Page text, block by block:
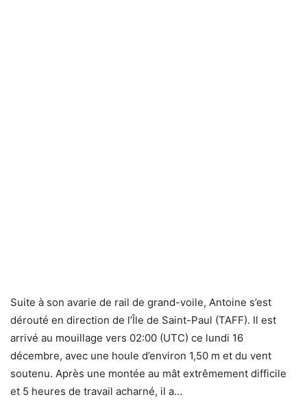
Suite à son avarie de rail de grand-voile, Antoine s’est
dérouté en direction de l’Île de Saint-Paul (TAFF). Il est
arrivé au mouillage vers 02:00 (UTC) ce lundi 16
décembre, avec une houle d’environ 1,50 m et du vent
soutenu. Après une montée au mât extrêmement difficile
et 5 heures de travail acharné, il a…